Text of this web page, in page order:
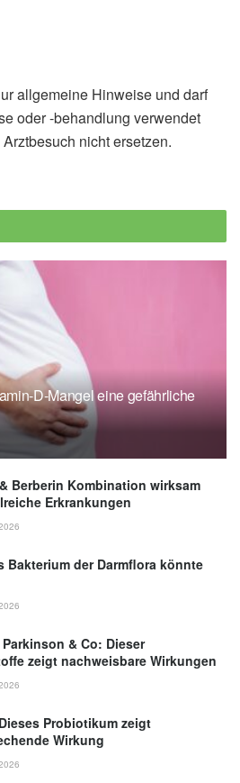
Aart C. Liefbroer, Nynke
of substituting TV-watching
depression. Results from the
study; in: European
30.05.2025),
University Press : Turning off TV
mental health in middle age
02.09.2025),Cambridge
allgemeine Hinweise und darf
oder -behandlung verwendet
nicht ersetzen.
D-Mangel eine gefährliche
Berberin Kombination wirksam
Erkrankungen
Bakterium der Darmflora könnte
& Co: Dieser
zeigt nachweisbare Wirkungen
Probiotikum zeigt
Wirkung